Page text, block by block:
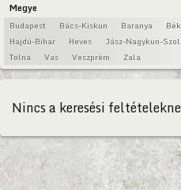
Megye
Budapest Bács-Kiskun Baranya
Hajdú-Bihar
Heves Jász-Nagykun-
Tolna
Vas Veszprém Zala
Nincs a keresési